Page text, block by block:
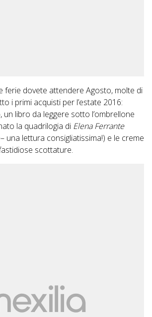
ferie dovete attendere Agosto, molte di
i primi acquisti per l’estate 2016:
un libro da leggere sotto l’ombrellone
la quadrilogia di Elena Ferrante
– una lettura consigliatissima!) e le creme
scottature.